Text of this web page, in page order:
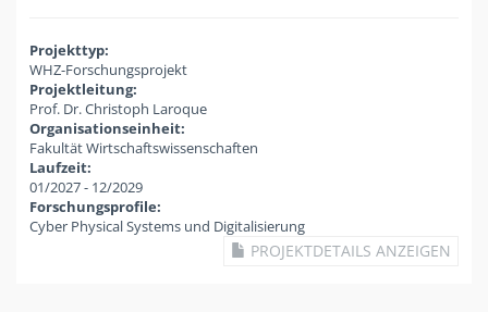
Projekttyp:
WHZ-Forschungsprojekt
Projektleitung:
Prof. Dr. Christoph Laroque
Organisationseinheit:
Fakultät Wirtschaftswissenschaften
Laufzeit:
01/2027- 12/2029
Forschungsprofile:
Cyber Physical Systems und Digitalisierung
PROJEKTDETAILS ANZEIGEN